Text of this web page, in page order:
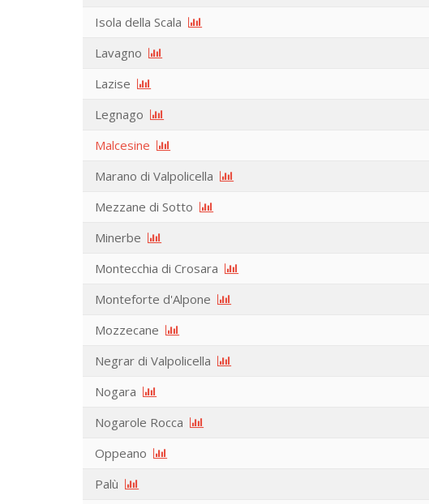
Isola della Scala
Lavagno
Lazise
Legnago
Malcesine
Marano di Valpolicella
Mezzane di Sotto
Minerbe
Montecchia di Crosara
Monteforte d'Alpone
Mozzecane
Negrar di Valpolicella
Nogara
Nogarole Rocca
Oppeano
Palù